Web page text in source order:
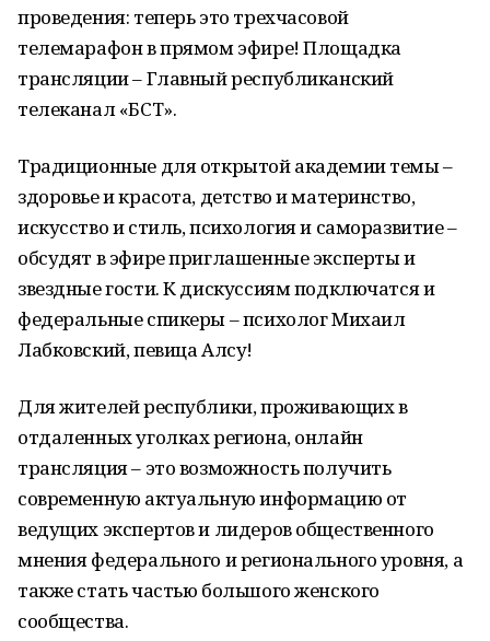
проведения: теперь это трехчасовой
телемарафон в прямом эфире! Площадка
трансляции – Главный республиканский
телеканал «БСТ».
Традиционные для открытой академии темы –
здоровье и красота, детство и материнство,
искусство и стиль, психология и саморазвитие –
обсудят в эфире приглашенные эксперты и
звездные гости. К дискуссиям подключатся и
федеральные спикеры – психолог Михаил
Лабковский, певица Алсу!
Для жителей республики, проживающих в
отдаленных уголках региона, онлайн
трансляция – это возможность получить
современную актуальную информацию от
ведущих экспертов и лидеров общественного
мнения федерального и регионального уровня, а
также стать частью большого женского
сообщества.